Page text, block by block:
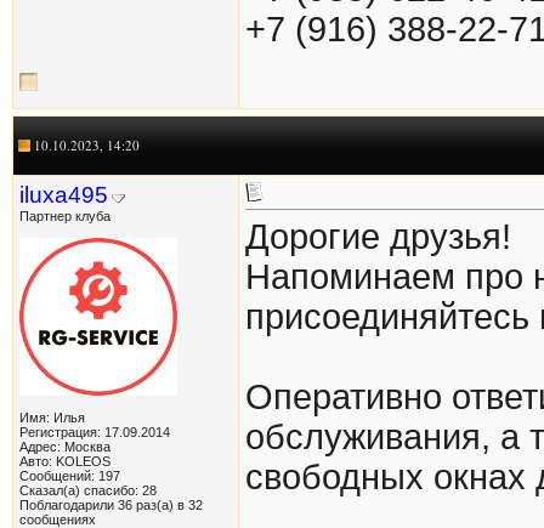
+7 (916) 388-22-
10.10.2023, 14:20
iluxa495
Партнер клуба
Имя: Илья
Регистрация: 17.09.2014
Адрес: Москва
Авто: KOLEOS
Сообщений: 197
Сказал(а) спасибо: 28
Поблагодарили 36 раз(а) в 32
сообщениях
Дорогие друзья!
Напоминаем про
Оперативно
обслуживания, а
свободных окнах